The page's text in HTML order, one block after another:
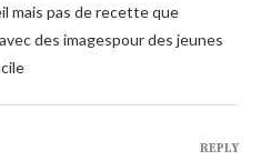
mais pas de recette que
des imagespour des jeunes
REPLY